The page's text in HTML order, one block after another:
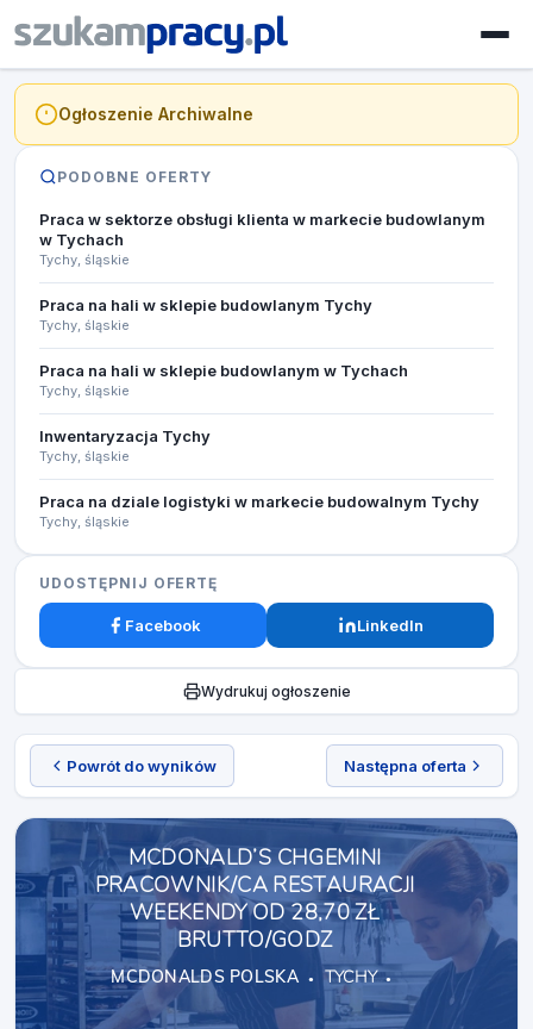
Powrót do wyników Następna oferta
MCDONALD’S CHGEMINI
PRACOWNIK/CA RESTAURACJI
WEEKENDY OD 28,70 ZŁ
BRUTTO/GODZ
MCDONALDS POLSKA TYCHY
Ogłoszenie Archiwalne
PODOBNE OFERTY
Praca w sektorze obsługi klienta w markecie budowlanym
w Tychach
Tychy, śląskie
Praca na hali w sklepie budowlanym Tychy
Tychy, śląskie
Praca na hali w sklepie budowlanym w Tychach
Tychy, śląskie
Inwentaryzacja Tychy
Tychy, śląskie
Praca na dziale logistyki w markecie budowalnym Tychy
Tychy, śląskie
UDOSTĘPNIJ OFERTĘ
Facebook LinkedIn
Wydrukuj ogłoszenie